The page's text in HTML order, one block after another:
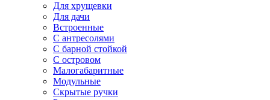
Для хрущевки
Для дачи
Встроенные
С антресолями
С барной стойкой
С островом
Малогабаритные
Модульные
Скрытые ручки